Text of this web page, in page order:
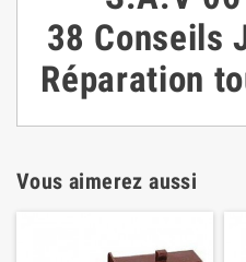
38 Conseils
Réparation
Vous aimerez aussi